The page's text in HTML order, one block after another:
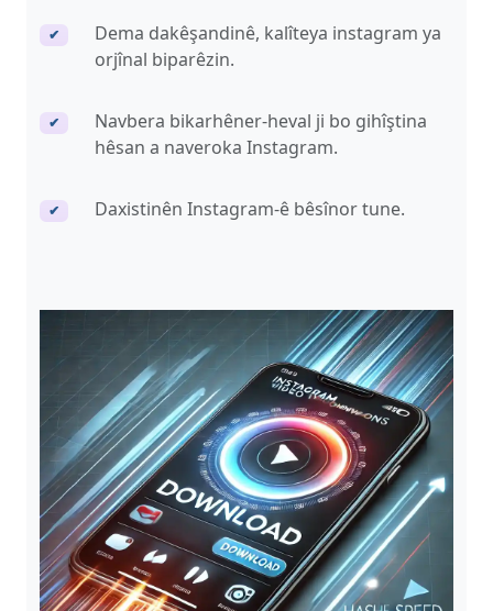
✔
Dema dakêşandinê, kalîteya instagram ya
orjînal biparêzin.
✔
Navbera bikarhêner-heval ji bo gihîştina
hêsan a naveroka Instagram.
✔ Daxistinên Instagram-ê bêsînor tune.